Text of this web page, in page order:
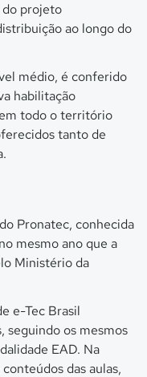
do projeto
ao longo do
médio, é conferido
habilitação
todo o território
tanto de
Pronatec, conhecida
mesmo ano que a
Ministério da
e-Tec Brasil
seguindo os mesmos
EAD. Na
das aulas,